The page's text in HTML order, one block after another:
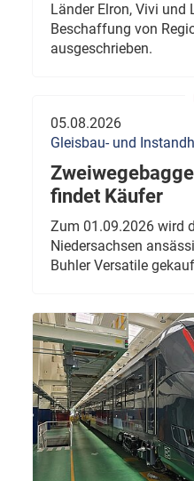
Länder Elron, Vivi und
Beschaffung von
ausgeschrieben.
05.08.2026
Gleisbau- und
findet Käufer
Zum 01.09.2026 wird
Niedersachsen
Buhler Versatile